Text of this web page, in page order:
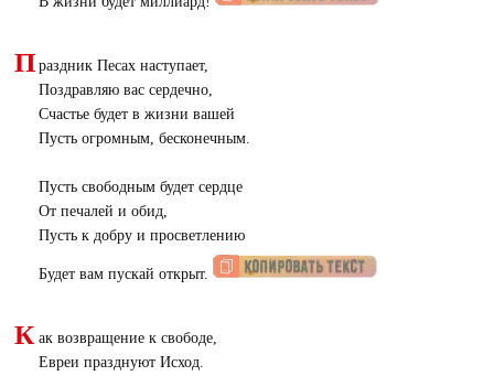
П раздник Песах наступает,
Поздравляю вас сердечно,
Счастье будет в жизни вашей
Пусть огромным, бесконечным.
Пусть свободным будет сердце
От печалей и обид,
Пусть к добру и просветлению
Будет вам пускай открыт.
К ак возвращение к свободе,
Евреи празднуют Исход.